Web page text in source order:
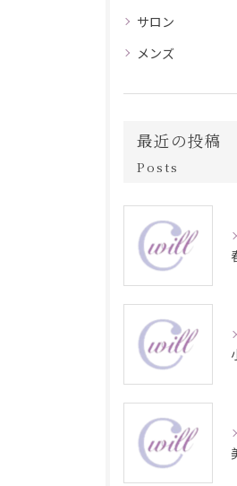
サロン
メンズ
最近の投稿
Posts